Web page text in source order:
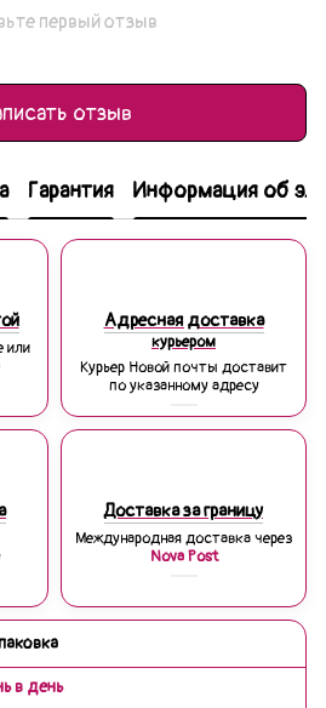
первый отзыв
отзыв
Гарантия Информация об
или
Адресная доставка
курьером
Курьер Новой почты доставит
по указанному адресу
Доставка за границу
Международная доставка через
Nova Post
в день